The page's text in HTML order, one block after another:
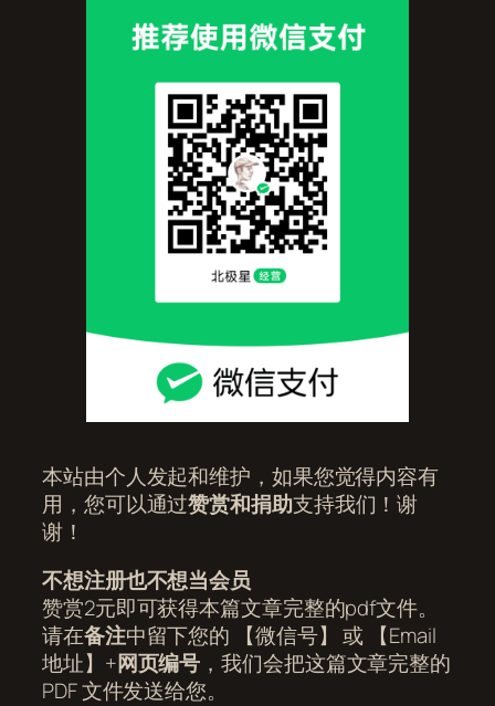
本站由个人发起和维护，如果您觉得内容有
用，您可以通过赞赏和捐助支持我们！谢
谢！
不想注册也不想当会员
赞赏2元即可获得本篇文章完整的pdf文件。
请在备注中留下您的 【微信号】 或 【Email
地址】+网页编号 ，我们会把这篇文章完整的
PDF 文件发送给您。